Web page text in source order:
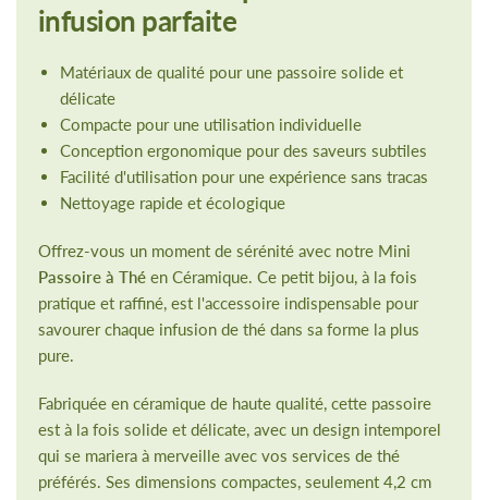
infusion parfaite
Matériaux de qualité pour une passoire solide et
délicate
Compacte pour une utilisation individuelle
Conception ergonomique pour des saveurs subtiles
Facilité d'utilisation pour une expérience sans tracas
Nettoyage rapide et écologique
Offrez-vous un moment de sérénité avec notre Mini
Passoire à Thé en Céramique. Ce petit bijou, à la fois
pratique et raffiné, est l'accessoire indispensable pour
savourer chaque infusion de thé dans sa forme la plus
pure.
Fabriquée en céramique de haute qualité, cette passoire
est à la fois solide et délicate, avec un design intemporel
qui se mariera à merveille avec vos services de thé
préférés. Ses dimensions compactes, seulement 4,2 cm